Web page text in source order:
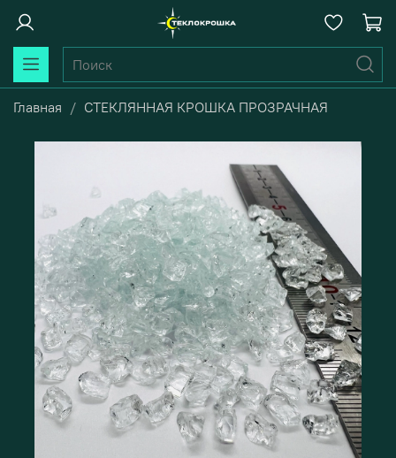
Главная СТЕКЛЯННАЯ КРОШКА ПРОЗРАЧНАЯ